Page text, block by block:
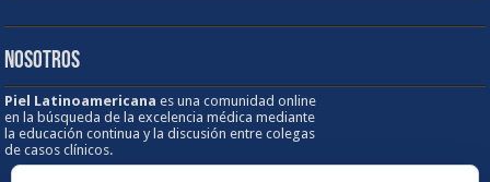
NOSOTROS
Piel Latinoamericanaes una comunidad online
en la búsqueda de la excelencia médica mediante
la educación continua y la discusión entre colegas
de casos clínicos.